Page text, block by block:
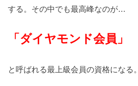
する。その中でも最高峰なのが…
「ダイヤモンド会員」
と呼ばれる最上級会員の資格になる。